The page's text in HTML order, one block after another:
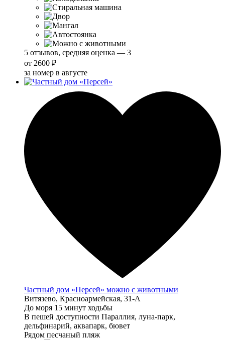
5 отзывов, средняя оценка — 3
от 2600 ₽
за номер в августе
Частный дом «Персей» можно с животными
Витязево, Красноармейская, 31-А
До моря 15 минут ходьбы
В пешей доступности Параллия, луна-парк,
дельфинарий, аквапарк, бювет
Рядом песчаный пляж